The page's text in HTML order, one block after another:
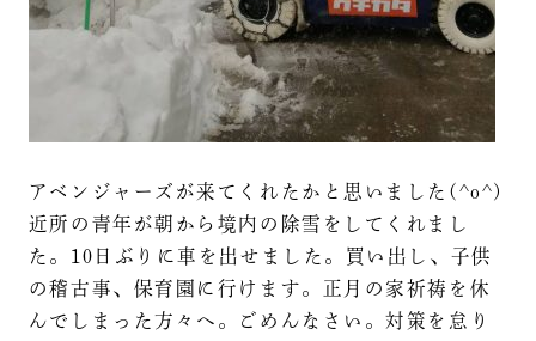
アベンジャーズが来てくれたかと思いました(^o^)
近所の青年が朝から境内の除雪をしてくれまし
た。10日ぶりに車を出せました。買い出し、子供
の稽古事、保育園に行けます。正月の家祈祷を休
んでしまった方々へ。ごめんなさい。対策を怠り